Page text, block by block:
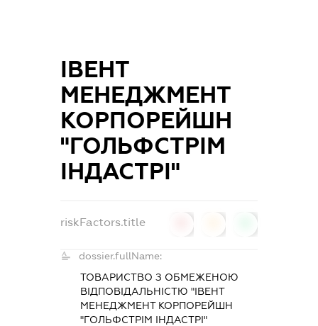
ІВЕНТ
МЕНЕДЖМЕНТ
КОРПОРЕЙШН
"ГОЛЬФСТРІМ
ІНДАСТРІ"
riskFactors.title
dossier.fullName:
ТОВАРИСТВО З ОБМЕЖЕНОЮ
ВІДПОВІДАЛЬНІСТЮ "ІВЕНТ
МЕНЕДЖМЕНТ КОРПОРЕЙШН
"ГОЛЬФСТРІМ ІНДАСТРІ"